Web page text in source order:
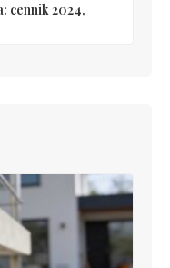
cennik 2024,